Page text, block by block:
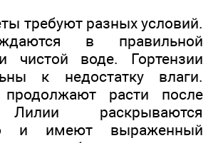
требуют разных условий.
в правильной
чистой воде. Гортензии
к недостатку влаги.
расти после
раскрываются
и имеют выраженный